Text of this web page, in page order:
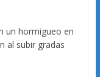
un hormigueo en
al subir gradas